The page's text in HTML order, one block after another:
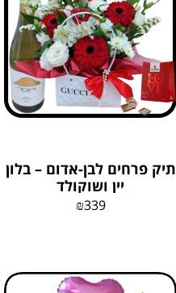
תיק פרחים לבן-אדום – בלון
יין ושוקולד
₪339